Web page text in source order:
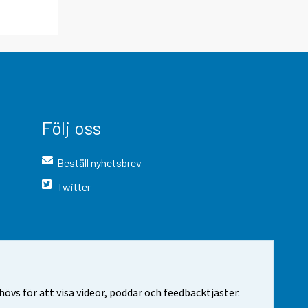
för att visa videor, poddar och feedbacktjäster.
Följ oss
Beställ nyhetsbrev
Twitter